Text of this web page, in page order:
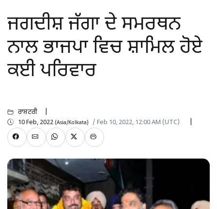
ਜਗਦੀਸ਼ ਜੱਗਾ ਦੇ ਸਮਰਥਨ
ਨਾਲ ਭਾਜਪਾ ਵਿਚ ਸ਼ਾਮਿਲ ਹੋਏ
ਕਈ ਪਰਿਵਾਰ
ਰਾਸ਼ਟਰੀ
10 Feb, 2022 (Asia/Kolkata) / Feb 10, 2022, 12:00 AM (UTC)